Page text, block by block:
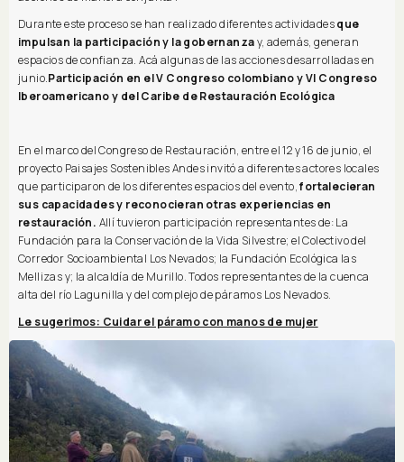
Durante este proceso se han realizado diferentes actividadesque
impulsan la participación y la gobernanzay, además, generan
espacios de confianza. Acá algunas de las acciones desarrolladas en
junio.Participación en el V Congreso colombiano y VI Congreso
Iberoamericano y del Caribe de Restauración Ecológica
En el marco del Congreso de Restauración, entre el 12 y 16 de junio, el
proyecto Paisajes Sostenibles Andes invitó a diferentes actores locales
que participaron de los diferentes espacios del evento,fortalecieran
sus capacidades y reconocieran otras experiencias en
restauración. Allí tuvieron participación representantes de: La
Fundación para la Conservación de la Vida Silvestre; el Colectivo del
Corredor Socioambiental Los Nevados; la Fundación Ecológica las
Mellizas y; la alcaldía de Murillo. Todos representantes de la cuenca
alta del río Lagunilla y del complejo de páramos Los Nevados.
Le sugerimos: Cuidar el páramo con manos de mujer